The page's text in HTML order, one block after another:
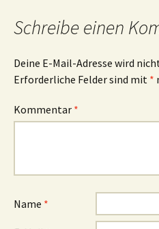
Schreibe einen
Deine E-Mail-Adresse wird
Erforderliche Felder sind mit *
Kommentar *
Name *